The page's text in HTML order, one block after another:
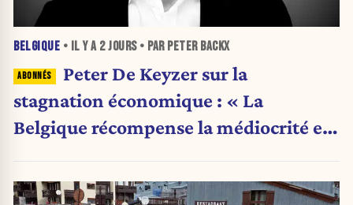
BELGIQUE • IL Y A 2 JOURS• PAR PETER BACKX
Peter De Keyzer sur la
stagnation économique : « La
Belgique récompense la médiocrité et